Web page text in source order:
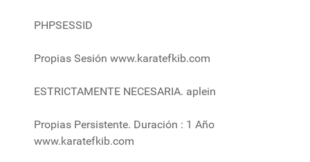
PHPSESSID
Propias Sesión www.karatefkib.com
ESTRICTAMENTE NECESARIA. aplein
Propias Persistente. Duración : 1 Año
www.karatefkib.com